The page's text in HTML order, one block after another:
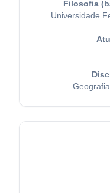
Filosofia
Universidade